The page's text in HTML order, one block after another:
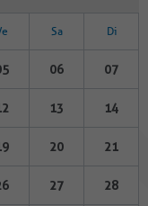
Sa Di
06 07
13 14
20 21
27 28